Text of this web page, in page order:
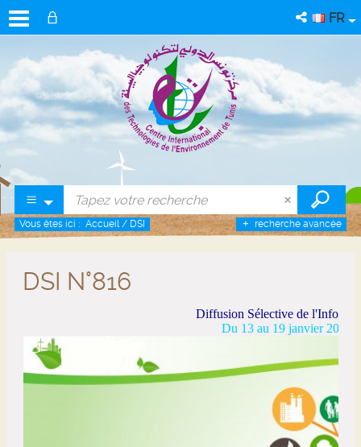
FR
recherche avancée
Vous êtes ici : Accueil / DSI
DSI N°816